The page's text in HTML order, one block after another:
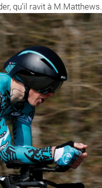
qu’il ravit à M.Matthews.